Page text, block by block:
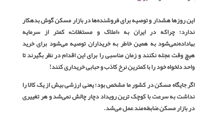
این روزها هشدار و توصیه برای فروشنده‌ها در بازار مسکن گوش بدهکار
ندارد؛ چراکه در ایران به «املاک و مستغلات» کمتر از سرمایه
بها‌داده‌نمی‌شود به همین خاطر به خریداران توصیه می‌شود برای خرید
هیچ وقت عجله نکنند و زمان مناسبی را برای این اقدام در نظر بگیرند تا
واحد دلخواه خود را با کمترین نرخ کاذب و حبابی خریداری کنند!
اگر جایگاه مسکن در کشور ما مشخص بود؛ یعنی ارزشی بیش از یک کالا را
نداشت به سرعت با کوچک ترین رویداد دچار چالش نمی‌شد و هر تغییری
در بازار مسکن ضابطه‌مند عمل می‌شد.